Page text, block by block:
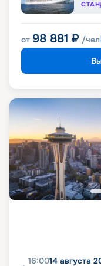
от 98 881 ₽ /чел
16:0014 августа